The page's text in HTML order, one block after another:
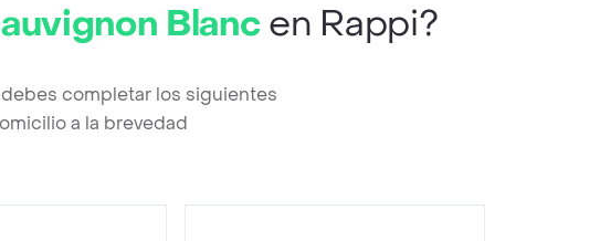
Blancen Rappi?
completar los siguientes
a la brevedad